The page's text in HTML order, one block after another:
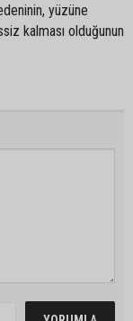
yüzüne
kalması olduğunun